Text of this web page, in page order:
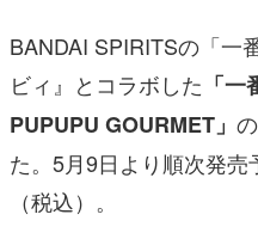
その他
電ファミニコゲーマーとは？
運営：株式会社マレ
BANDAI SPIRITSの「一
ビィ』とコラボした 「
PUPUPU GOURMET」
た。5月9日より順次発
（税込）。